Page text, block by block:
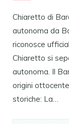
Chiaretto di
autonoma da
riconosce
Chiaretto si
autonoma. Il
origini
storiche: La…